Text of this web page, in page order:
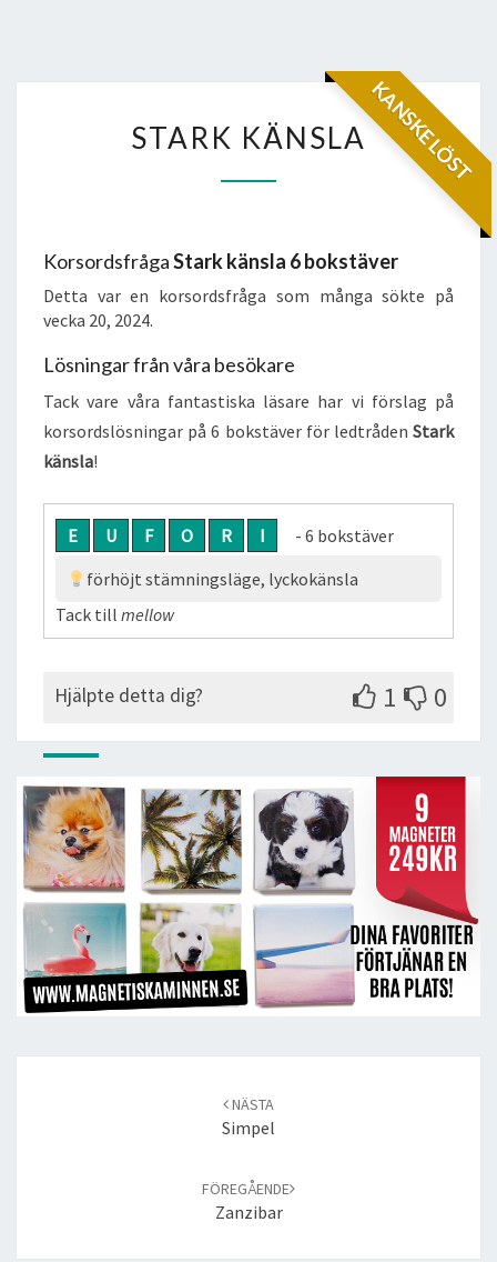
KANSKE LÖST
KÄNSLA
STARK KÄNSLA
KorsordsfrågaStark känsla 6 bokstäver
Detta var en korsordsfråga som många sökte på
vecka 20, 2024.
Lösningar från våra besökare
Tack vare våra fantastiska läsare har vi förslag på
korsordslösningar på 6 bokstäver för ledtråden Stark
känsla!
E U F O R I
- 6 bokstäver
förhöjt stämningsläge, lyckokänsla
Tack till mellow
Hjälpte detta dig? 1 0
NÄSTA
Simpel
FÖREGÅENDE
Zanzibar